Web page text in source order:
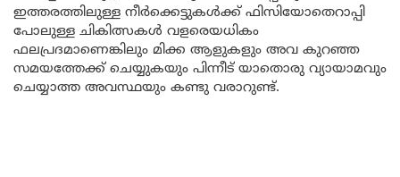
ഇത്തരത്തിലുള്ള നീർക്കെട്ടുകൾക്ക് ഫിസിയോതെറാപ്പി
പോലുള്ള ചികിത്സകൾ വളരെയധികം
ഫലപ്രദമാണെങ്കിലും മിക്ക ആളുകളും അവ കുറഞ്ഞ
സമയത്തേക്ക് ചെയ്യുകയും പിന്നീട് യാതൊരു വ്യായാമവും
ചെയ്യാത്ത അവസ്ഥയും കണ്ടു വരാറുണ്ട്.